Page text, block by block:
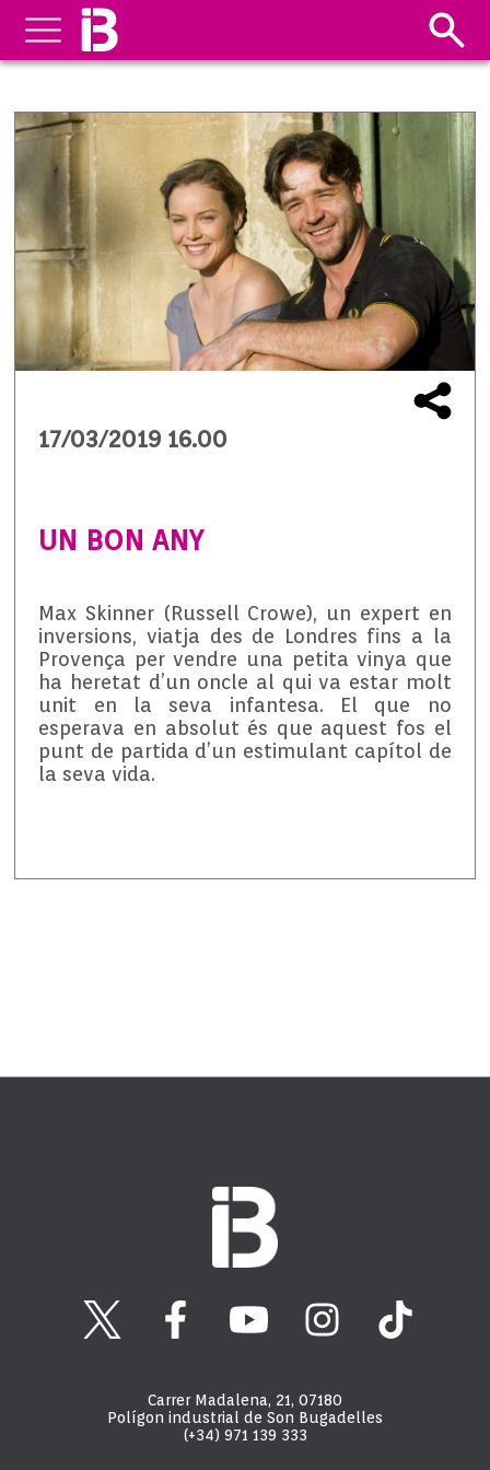
17/03/2019 16.00
UN BON ANY
Max Skinner (Russell Crowe), un expert en
inversions, viatja des de Londres fins a la
Provença per vendre una petita vinya que
ha heretat d’un oncle al qui va estar molt
unit en la seva infantesa. El que no
esperava en absolut és que aquest fos el
punt de partida d’un estimulant capítol de
la seva vida.
Carrer Madalena, 21, 07180
Polígon industrial de Son Bugadelles
(+34) 971 139 333